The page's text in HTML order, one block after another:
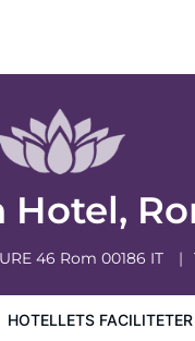
Hotel,
46 Rom 00186 IT
HOTELLETS FACILITETER